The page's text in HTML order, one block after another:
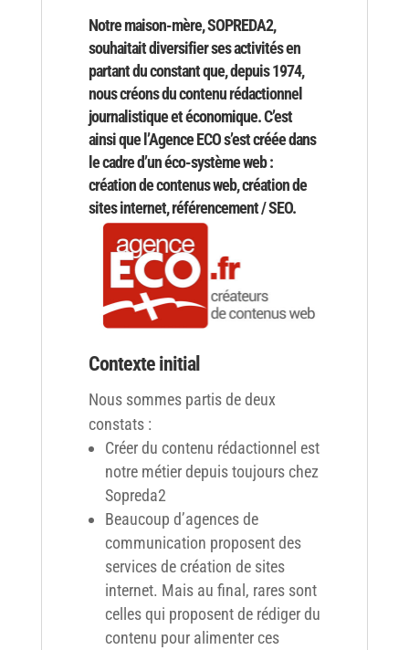
Notre maison-mère, SOPREDA2,
souhaitait diversifier ses activités en
partant du constant que, depuis 1974,
nous créons du contenu rédactionnel
journalistique et économique. C’est
ainsi que l’Agence ECO s’est créée dans
le cadre d’un éco-système web :
création de contenus web, création de
sites internet, référencement / SEO.
Contexte initial
Nous sommes partis de deux
constats :
Créer du contenu rédactionnel est
notre métier depuis toujours chez
Sopreda2
Beaucoup d’agences de
communication proposent des
services de création de sites
internet. Mais au final, rares sont
celles qui proposent de rédiger du
contenu pour alimenter ces